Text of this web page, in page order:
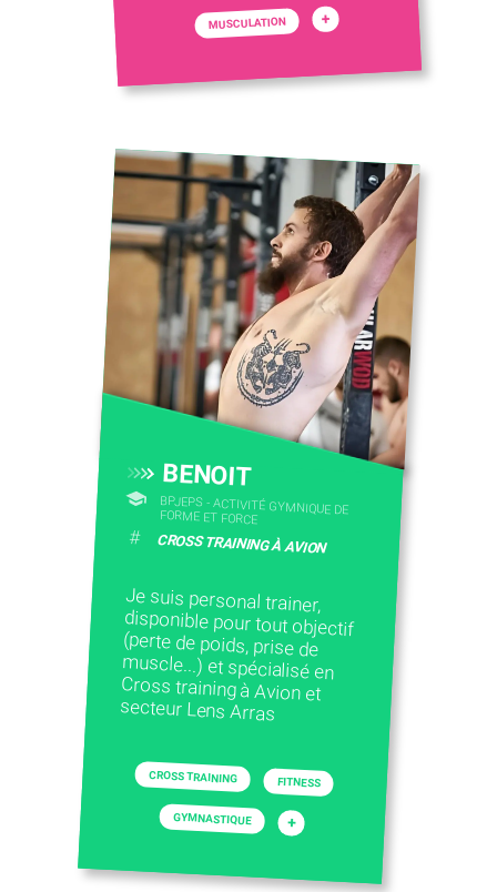
MUSCULATION +
BENOIT
BPJEPS - ACTIVITÉ GYMNIQUE DE
FORME ET FORCE
# CROSS TRAINING À AVION
Je suis personal trainer,
disponible pour tout objectif
(perte de poids, prise de
muscle...) et spécialisé en
Cross training à Avion et
secteur Lens Arras
CROSS TRAINING FITNESS
GYMNASTIQUE +